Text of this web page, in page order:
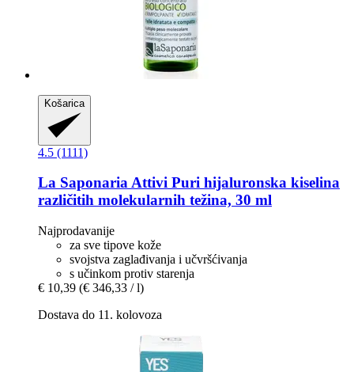
Košarica
4.5 (1111)
La SaponariaAttivi Puri hijaluronska kiselina
različitih molekularnih težina, 30 ml
Najprodavanije
za sve tipove kože
svojstva zaglađivanja i učvršćivanja
s učinkom protiv starenja
€ 10,39 (€ 346,33 / l)
Dostava do 11. kolovoza